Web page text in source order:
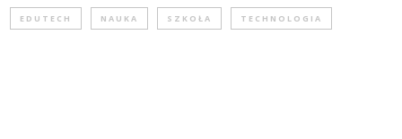
EDUTECH NAUKA SZKOŁA TECHNOLOGIA